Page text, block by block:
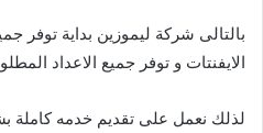
بالتالى شركة ليموزين بداية توفر
الايفنتات و توفر جميع الاعداد
لذلك نعمل على تقديم خدمه كاملة